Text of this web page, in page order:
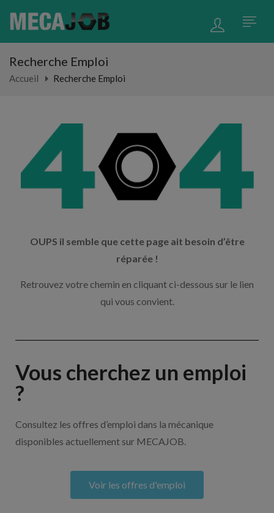
Recherche Emploi
Accueil Recherche Emploi
OUPS il semble que cette page ait besoin d’être
réparée !
Retrouvez votre chemin en cliquant ci-dessous sur le lien
qui vous convient.
Vous cherchez un emploi
?
Consultez les offres d’emploi dans la mécanique
disponibles actuellement sur MECAJOB.
Voir les offres d'emploi